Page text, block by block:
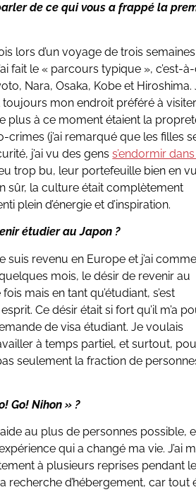
de ce qui vous a frappé la
lors d’un voyage de trois semaines
fait le « parcours typique », c’est-
Nara, Osaka, Kobe et Hiroshima.
mon endroit préféré à
plus à ce moment étaient la
crimes (j’ai remarqué que les filles
j’ai vu des genss’endormir
trop bu, leur portefeuille bien en
sûr, la culture était complètement
plein d’énergie et d’inspiration.
étudier au Japon ?
revenu en Europe et j’ai
mois, le désir de revenir au
mais en tant qu’étudiant, s’est
Ce désir était si fort qu’il m’a
de visa étudiant. Je voulais
à temps partiel, et surtout,
seulement la fraction de
Go! Nihon » ?
au plus de personnes possible,
qui a changé ma vie. J’ai
à plusieurs reprises pendant le
recherche d’hébergement, car tout